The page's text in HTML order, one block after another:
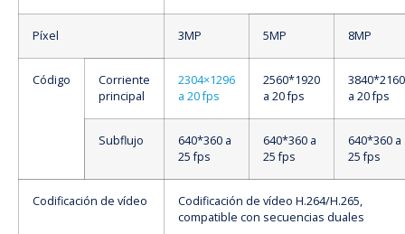
Píxel 3MP 5MP 8MP
Código
Corriente
principal
2304×1296
a 20 fps
2560*1920
a 20 fps
3840*2160
a 20 fps
Subflujo
640*360 a
25 fps
640*360 a
25 fps
640*360 a
25 fps
Codificación de vídeo
Codificación de vídeo H.264/H.265,
compatible con secuencias duales